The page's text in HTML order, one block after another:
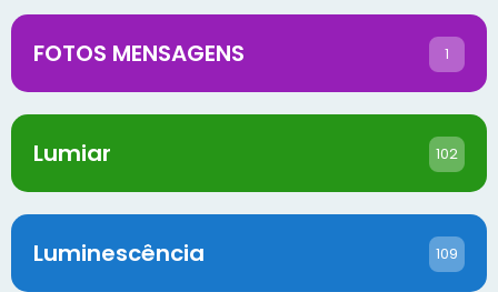
FOTOS MENSAGENS 1
Lumiar 102
Luminescência 109